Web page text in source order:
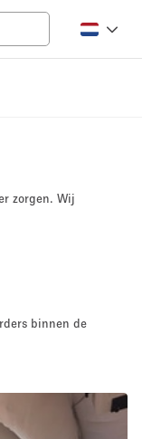
5000+ sq ft
zorgen. Wij
binnen de